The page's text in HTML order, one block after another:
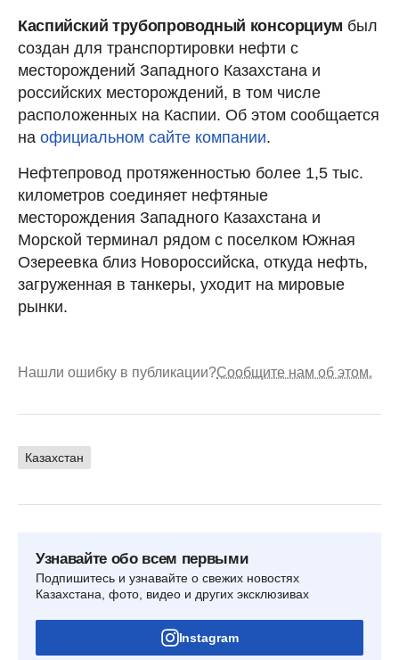
Каспийский трубопроводный консорциум был
создан для транспортировки нефти с
месторождений Западного Казахстана и
российских месторождений, в том числе
расположенных на Каспии. Об этом сообщается
на официальном сайте компании.
Нефтепровод протяженностью более 1,5 тыс.
километров соединяет нефтяные
месторождения Западного Казахстана и
Морской терминал рядом с поселком Южная
Озереевка близ Новороссийска, откуда нефть,
загруженная в танкеры, уходит на мировые
рынки.
Нашли ошибку в публикации?Сообщите нам об этом.
Казахстан
Узнавайте обо всем первыми
Подпишитесь и узнавайте о свежих новостях
Казахстана, фото, видео и других эксклюзивах
Instagram